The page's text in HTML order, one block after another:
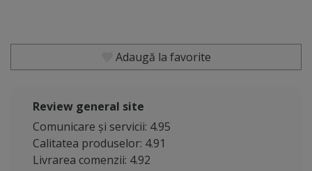
Adaugă la favorite
Review general site
Comunicare și servicii: 4.95
Calitatea produselor: 4.91
Livrarea comenzii: 4.92